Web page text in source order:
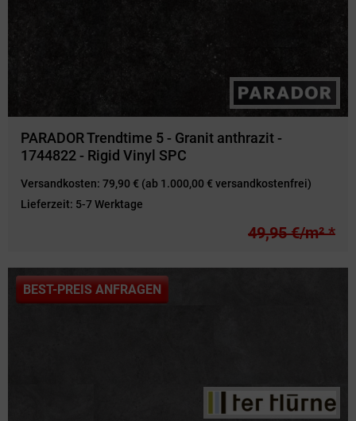
PARADOR Trendtime 5 - Granit anthrazit -
1744822 - Rigid Vinyl SPC
Versandkosten: 79,90 € (ab 1.000,00 € versandkostenfrei)
Lieferzeit: 5-7 Werktage
49,95 €/m² *
BEST-PREIS ANFRAGEN